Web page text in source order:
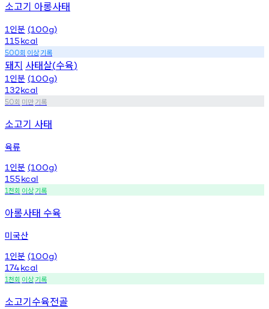
소고기 아롱사태
1 인분 (100g)
115kcal
500회 이상기록
돼지 사태살(수육)
1 인분 (100g)
132kcal
50회 미만기록
소고기 사태
육류
1 인분 (100g)
155kcal
1천회 이상기록
아롱사태 수육
미국산
1 인분 (100g)
174kcal
1천회 이상기록
소고기수육전골